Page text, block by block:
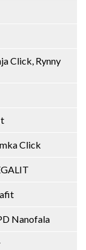
Click, Rynny
Click
Nanofala